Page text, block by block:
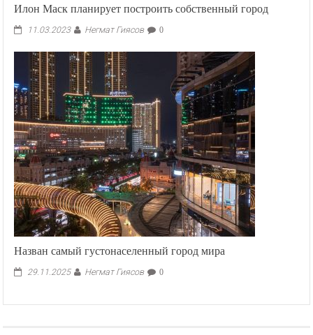
Илон Маск планирует построить собственный город
11.03.2023 Негмат Гиясов 0
Назван самый густонаселенный город мира
29.11.2025 Негмат Гиясов 0